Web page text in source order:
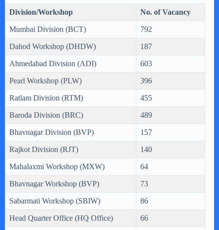
Division/Workshop No. of Vacancy
Mumbai Division (BCT) 792
Dahod Workshop (DHDW) 187
Ahmedabad Division (ADI) 603
Pearl Workshop (PLW) 396
Ratlam Division (RTM) 455
Baroda Division (BRC) 489
Bhavnagar Division (BVP) 157
Rajkot Division (RJT) 140
Mahalaxmi Workshop (MXW) 64
Bhavnagar Workshop (BVP) 73
Sabarmati Workshop (SBIW) 86
Head Quarter Office (HQ Office) 66